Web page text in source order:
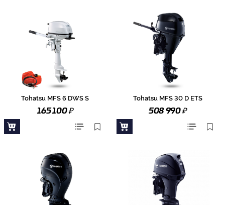
Tohatsu MFS 6 DWS S
165 100₽
Tohatsu MFS 30 D ETS
508 990₽